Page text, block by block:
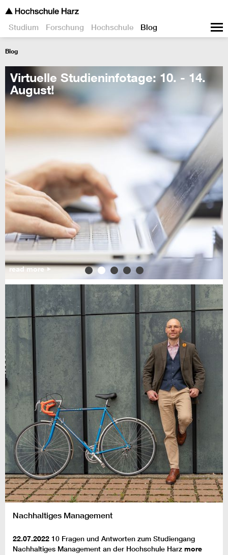
Studium Forschung Hochschule Blog
Blog
Virtuelle Studieninfotage: 10. - 14.
August!
read more
Nachhaltiges Management
22.07.2022 10 Fragen und Antworten zum Studiengang
Nachhaltiges Management an der Hochschule Harz more